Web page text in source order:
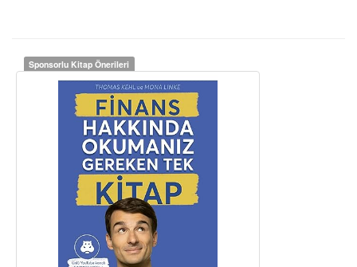
Sponsorlu Kitap Önerileri